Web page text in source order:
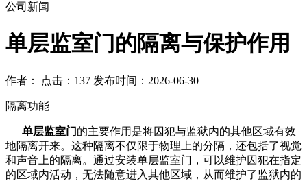
公司新闻
​单层监室门的隔离与保护作用
作者： 点击：137 发布时间：2026-06-30
隔离功能
单层监室门 的主要作用是将囚犯与监狱内的其他区域有效
地隔离开来。这种隔离不仅限于物理上的分隔，还包括了视觉
和声音上的隔离。通过安装单层监室门，可以维护囚犯在指定
的区域内活动，无法随意进入其他区域，从而维护了监狱内的